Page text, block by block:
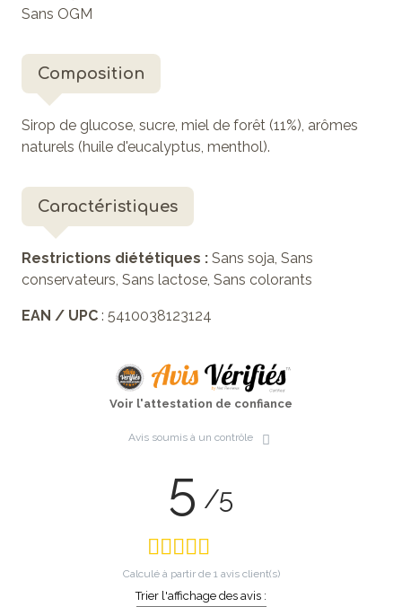
Sans OGM
Composition
Sirop de glucose, sucre, miel de forêt (11%), arômes
naturels (huile d'eucalyptus, menthol).
Caractéristiques
Restrictions diététiques : Sans soja, Sans
conservateurs, Sans lactose, Sans colorants
EAN / UPC : 5410038123124
Voir l'attestation de confiance
Avis soumis à un contrôle
5 /5
Calculé à partir de 1avis client(s)
Trier l'affichage des avis :